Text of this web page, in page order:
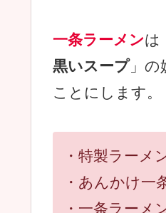
一条ラーメンは
黒いスープ」の
ことにします。
・特製ラー
・あんかけ
・一条ラー